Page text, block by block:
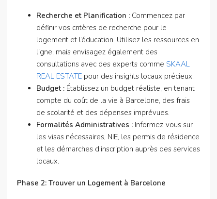
Recherche et Planification : Commencez par
définir vos critères de recherche pour le
logement et l’éducation. Utilisez les ressources en
ligne, mais envisagez également des
consultations avec des experts comme SKAAL
REAL ESTATE pour des insights locaux précieux.
Budget : Établissez un budget réaliste, en tenant
compte du coût de la vie à Barcelone, des frais
de scolarité et des dépenses imprévues.
Formalités Administratives : Informez-vous sur
les visas nécessaires, NIE, les permis de résidence
et les démarches d’inscription auprès des services
locaux.
Phase 2: Trouver un Logement à Barcelone